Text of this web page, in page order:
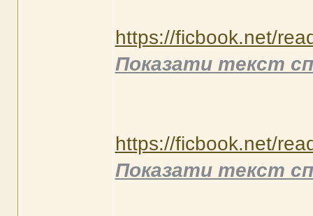
https://ficbook.net/
Показати текст
https://ficbook.net/
Показати текст